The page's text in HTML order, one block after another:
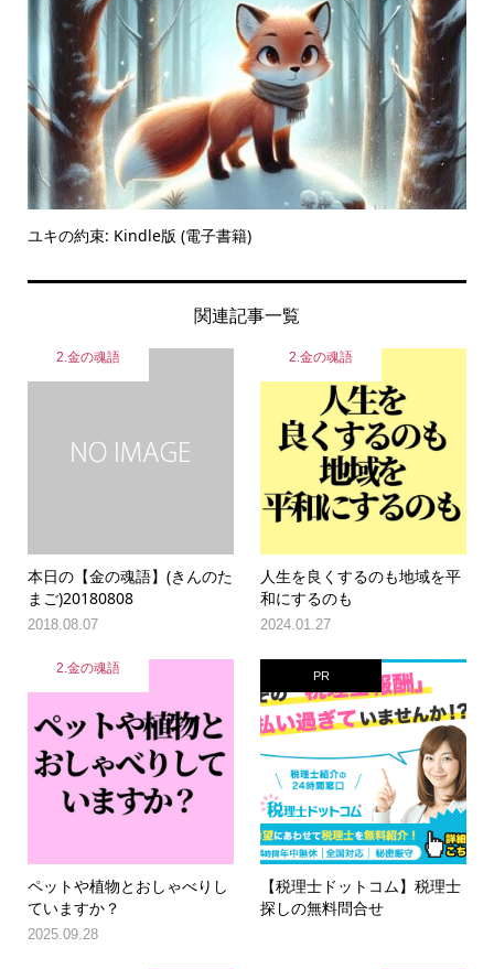
ユキの約束: Kindle版 (電子書籍)
関連記事一覧
2.金の魂語
本日の【金の魂語】(きんのた
まご)20180808
2018.08.07
2.金の魂語
人生を良くするのも地域を平
和にするのも
2024.01.27
2.金の魂語
ペットや植物とおしゃべりし
ていますか？
2025.09.28
PR
【税理士ドットコム】税理士
探しの無料問合せ